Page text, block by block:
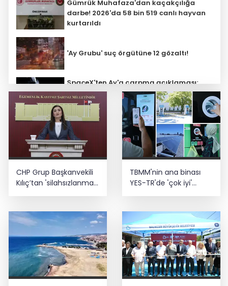
Gümrük Muhafaza'dan kaçakçılığa
darbe! 2026'da 58 bin 519 canlı hayvan
kurtarıldı
'Ay Grubu' suç örgütüne 12 gözaltı!
SpaceX'ten Ay'a çarpma açıklaması:
Sorumlu uzay operasyonları için
çalışıyoruz
Bozcaada mercan resifleri için koruma
seferberliği... 180 deniz canlısı türü kayıt
altına alındı
Türk F-16'ları NATO görevi için
Estonya'da... MSB yerli savunma
sistemleriyle güçleniyor
ediyor... Hudutlarda 490 kişi yakalandı
CHP Grup Başkanvekili
Kılıç’tan 'silahsızlanma'
TBMM'nin ana binası
YES-TR'de 'çok iyi'